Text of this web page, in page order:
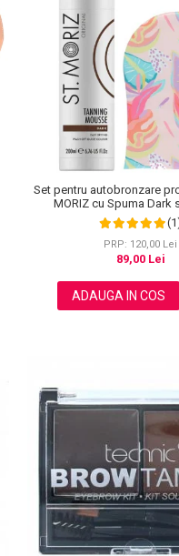
Set pentru autobronzare
MORIZ cu Spuma Dark
Sunkissed, Hawaiian
PRP: 120,00 Lei
89,00 Lei
ADAUGA IN COS